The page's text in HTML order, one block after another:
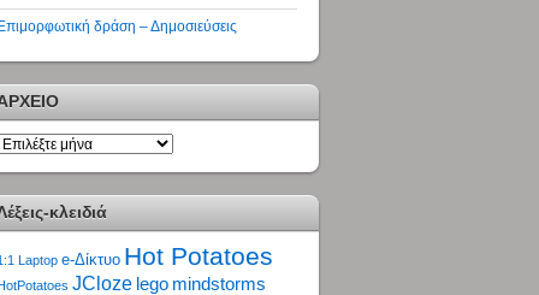
δράση – Δημοσιεύσεις
κλειδιά
Laptop e-Δίκτυο Hot Potatoes
JCloze lego mindstorms